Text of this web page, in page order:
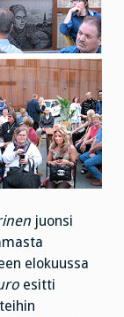
juonsi
elokuussa
esitti